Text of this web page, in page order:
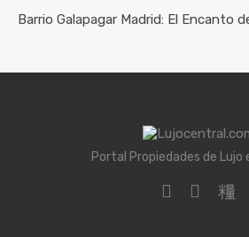
Barrio Galapagar Madrid: El Encanto
Portal Propiedades de Lujo